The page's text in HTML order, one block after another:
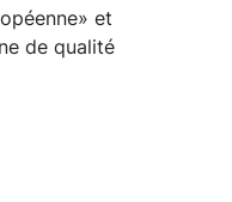
et
de qualité